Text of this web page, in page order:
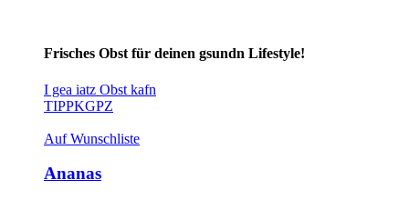
Frisches Obst für deinen gsundn Lifestyle!
I gea iatz Obst kafn
TIPPKGPZ
Auf Wunschliste
Ananas